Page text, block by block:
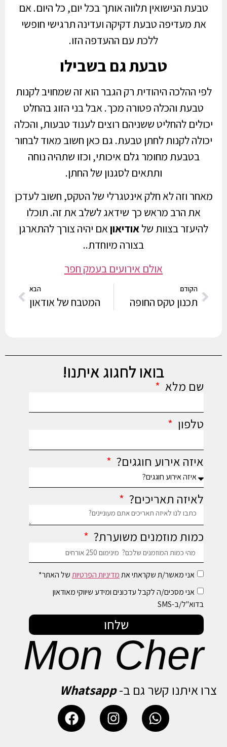
טבעת הנישואין תלווה אותך בכל יום, כל היום. אם
את מעדיפה טבעת דקיקה ועדינה תרגישי חופשי
ללכת עם ההעדפה הזו.
טבעת גם בשבילו
לפי ההלכה היהודית רק הגבר הוא זה שמחויב לקנות
טבעת והכלה פטורה מכך. אבל בני הזוג בהחלט
יכולים להחליט ששניהם רוצים לענוד טבעות, והכלה
יכולה לקנות לחתן טבעת. גם כאן חשוב מאוד לבחור
בטבעת מחומר גלם איכותי, וכזו שתהיה נוחה
ותתאים לסגנון של החתן.
מאחר וזה לא חלק אינטגרלי של הטקס, חשוב לעדכן
את הרב מראש כך שידאג לשלב את זה. תוכלו
להיעזר בצוות שלאודיאוןאם יהיה צורך להתארגן
בצורה מיוחדת..
אולם אירועים בעמק חפר
הקודם
תכנון טקס החופה
הבא
המטבח של אודאון
בואו לחגוג איתנו!
שם מלא
טלפון
איזה אירוע חוגגים?
לאיזה תאריכים?
כמות מוזמנים משוערת?
אני מאשר/ת שקראתי אתמדיניות הפרטיותשל האתר*
אני מסכים/ה לקבל עדכונים ומידע שיווקי מאודאון
בדוא"ל/ב-SMS
שלחו
Mon Cher
צרו איתנו קשר גם ב-Whatsapp